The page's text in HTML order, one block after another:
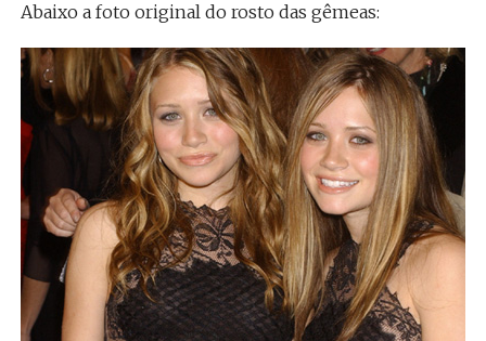
Abaixo a foto original do rosto das gêmeas: